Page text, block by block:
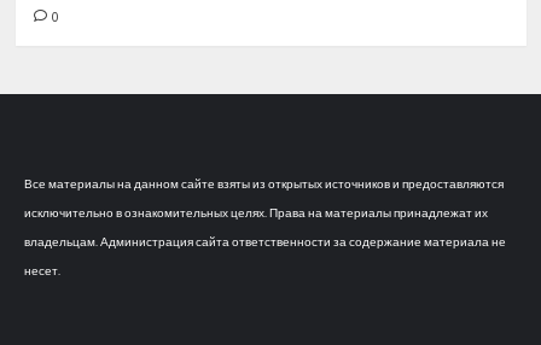
0
Все материалы на данном сайте взяты из открытых источников и предоставляются
исключительно в ознакомительных целях. Права на материалы принадлежат их
владельцам. Администрация сайта ответственности за содержание материала не
несет.